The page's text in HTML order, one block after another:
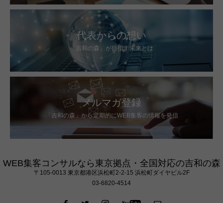
代表からの想い
「吉和の森」が目指す未来とは
メルマガ登録
「吉和の森」から定期的にWEB集客の情報を発信
WEB集客コンサルなら東京拠点・全国対応の吉和の森
〒105‐0013 東京都港区浜松町2-2-15 浜松町ダイヤビル2F
03-6820-4514